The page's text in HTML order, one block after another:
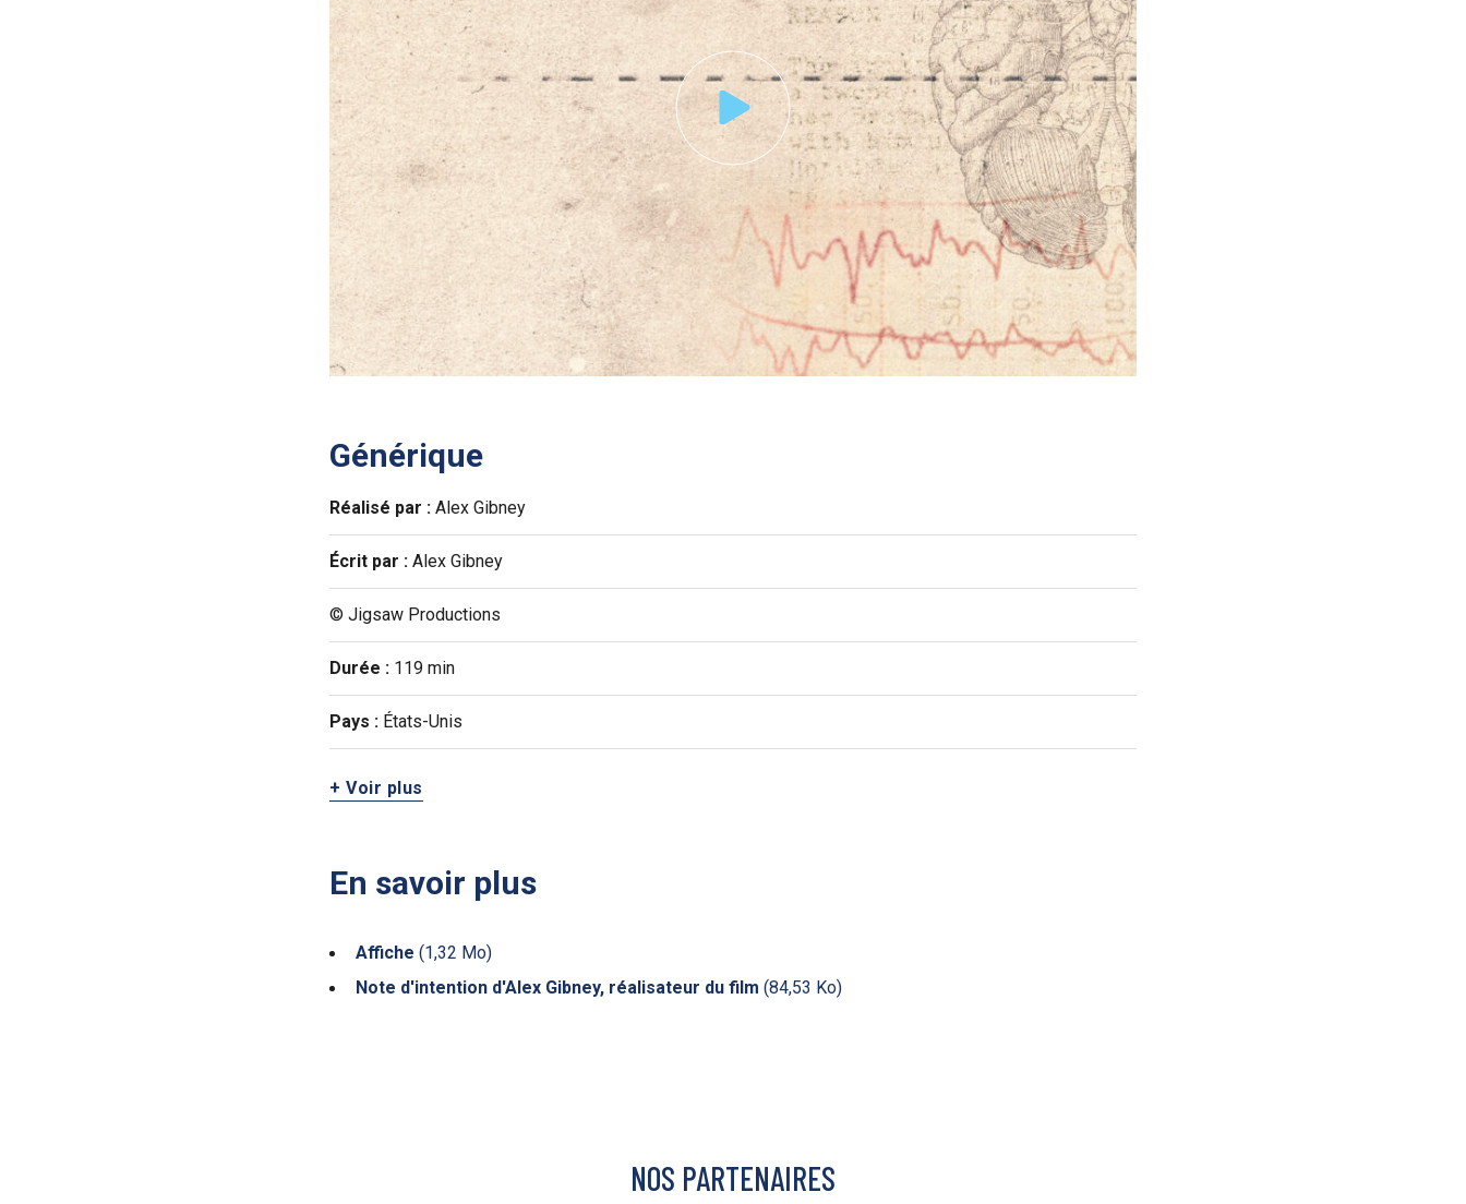
Générique
Réalisé par : Alex Gibney
Écrit par : Alex Gibney
© Jigsaw Productions
Durée : 119 min
Pays : États-Unis
+ Voir plus
En savoir plus
Affiche (1,32 Mo)
Note d'intention d'Alex Gibney, réalisateur du film (84,53 Ko)
NOS PARTENAIRES